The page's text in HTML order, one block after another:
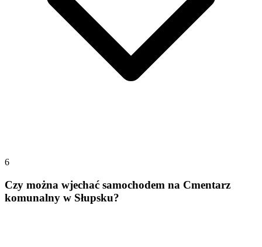
6
Czy można wjechać samochodem na Cmentarz
komunalny w Słupsku?